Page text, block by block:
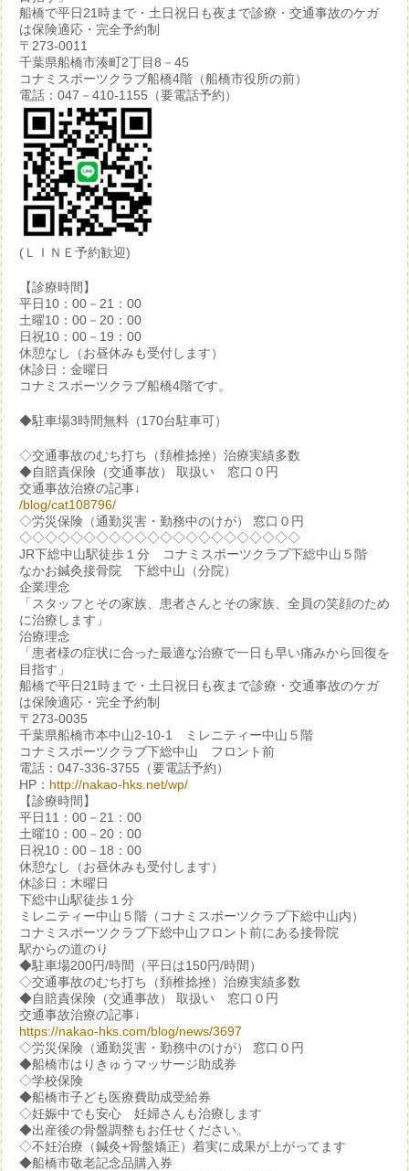
船橋で平日21時まで・土日祝日も夜まで診療・交通事故のケガ
は保険適応・完全予約制
〒273-0011
千葉県船橋市湊町2丁目8－45
コナミスポーツクラブ船橋4階（船橋市役所の前）
電話：047－410-1155（要電話予約）
(ＬＩＮＥ予約歓迎)
【診療時間】
平日10：00－21：00
土曜10：00－20：00
日祝10：00－19：00
休憩なし（お昼休みも受付します）
休診日：金曜日
コナミスポーツクラブ船橋4階です。
◆駐車場3時間無料（170台駐車可）
◇交通事故のむち打ち（頚椎捻挫）治療実績多数
◆自賠責保険（交通事故） 取扱い 窓口０円
交通事故治療の記事↓
/blog/cat108796/
◇労災保険（通勤災害・勤務中のけが） 窓口０円
◇◇◇◇◇◇◇◇◇◇◇◇◇◇◇◇◇◇◇◇◇◇
JR下総中山駅徒歩１分 コナミスポーツクラブ下総中山５階
なかお鍼灸接骨院 下総中山（分院）
企業理念
「スタッフとその家族、患者さんとその家族、全員の笑顔のため
に治療します」
治療理念
「患者様の症状に合った最適な治療で一日も早い痛みから回復を
目指す」
船橋で平日21時まで・土日祝日も夜まで診療・交通事故のケガ
は保険適応・完全予約制
〒273-0035
千葉県船橋市本中山2-10-1 ミレニティー中山５階
コナミスポーツクラブ下総中山 フロント前
電話：047-336-3755（要電話予約）
HP： http://nakao-hks.net/wp/
【診療時間】
平日11：00－21：00
土曜10：00－20：00
日祝10：00－18：00
休憩なし（お昼休みも受付します）
休診日：木曜日
下総中山駅徒歩１分
ミレニティー中山５階（コナミスポーツクラブ下総中山内）
コナミスポーツクラブ下総中山フロント前にある接骨院
駅からの道のり
◆駐車場200円/時間（平日は150円/時間）
◇交通事故のむち打ち（頚椎捻挫）治療実績多数
◆自賠責保険（交通事故） 取扱い 窓口０円
交通事故治療の記事↓
https://nakao-hks.com/blog/news/3697
◇労災保険（通勤災害・勤務中のけが） 窓口０円
◆船橋市はりきゅうマッサージ助成券
◇学校保険
◆船橋市子ども医療費助成受給券
◇妊娠中でも安心 妊婦さんも治療します
◆出産後の骨盤調整もお任せください。
◇不妊治療（鍼灸+骨盤矯正）着実に成果が上がってます
◆船橋市敬老記念品購入券